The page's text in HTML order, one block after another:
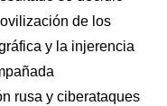
de los
y la injerencia
rusa y ciberataques